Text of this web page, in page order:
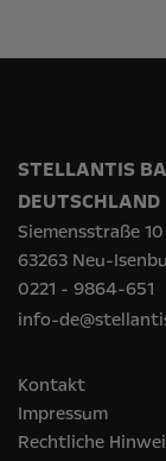
STELLANTIS
DEUTSCHLAND
Siemensstraße 10
63263 Neu-
0221 - 9864-651
info-
Kontakt
Impressum
Rechtliche